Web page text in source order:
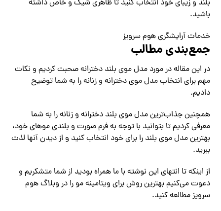
بلند و زیبای خود انتخاب کنید تا ظاهری شیک و خاص داشته
باشید.
خدمات آرایشگری هوم سرویز
جمع‌بندی مطالب
در این مقاله در مورد مدل موی بلند دخترانه صحبت کردیم و نکات
مهم برای انتخاب مدل موی دخترانه و زنانه را به شما توضیح
دادیم.
همچنین جذاب‌ترین مدل موی بلند دخترانه و زنانه را به شما
معرفی کردیم تا بتوانید با توجه به فرم صورت و بلندی موهای خود،
بهترین مدل موی بلند را برای خود انتخاب کنید و از دیدن آنها لذت
ببرید.
از اینکه تا انتهای این نوشته با ما همراه بودید از شما متشکریم و
دعوت می‌کنیم بهترین روش برای ویتامینه مو را در وبلاگ هوم
سرویز مطالعه کنید.